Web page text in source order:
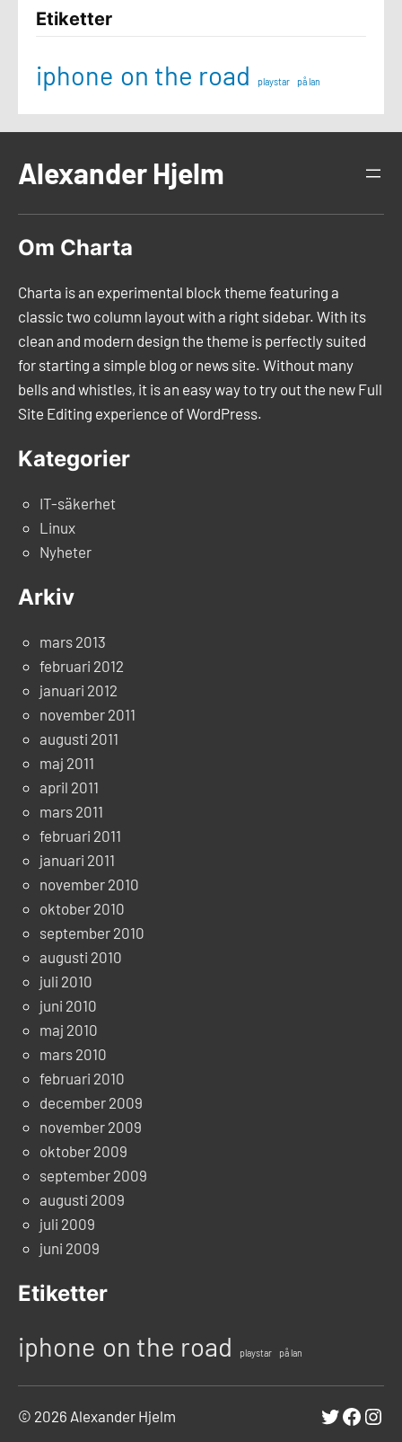
Etiketter
iphone on the road playstar på lan
Alexander Hjelm
Om Charta
Charta is an experimental block theme featuring a
classic two column layout with a right sidebar. With its
clean and modern design the theme is perfectly suited
for starting a simple blog or news site. Without many
bells and whistles, it is an easy way to try out the new Full
Site Editing experience of WordPress.
Kategorier
IT-säkerhet
Linux
Nyheter
Arkiv
mars 2013
februari 2012
januari 2012
november 2011
augusti 2011
maj 2011
april 2011
mars 2011
februari 2011
januari 2011
november 2010
oktober 2010
september 2010
augusti 2010
juli 2010
juni 2010
maj 2010
mars 2010
februari 2010
december 2009
november 2009
oktober 2009
september 2009
augusti 2009
juli 2009
juni 2009
Etiketter
iphone on the road playstar på lan
© 2026 Alexander Hjelm Twitter